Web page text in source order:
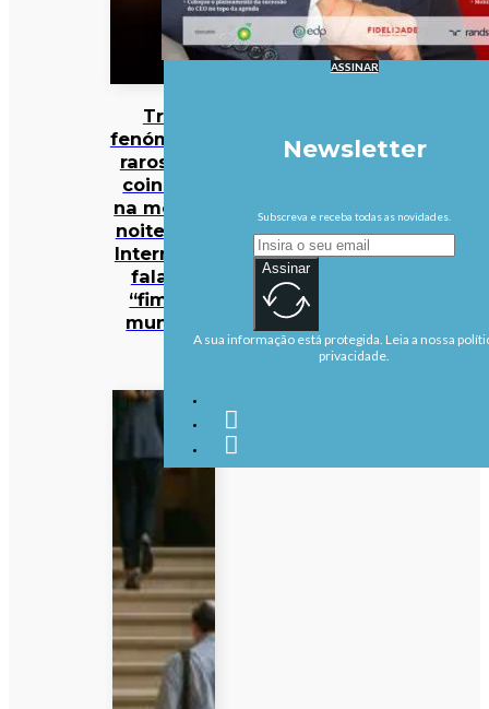
Três
fenómenos
raros vão
coincidir
na mesma
noite… e a
Internet já
fala no
“fim do
mundo”
ASSINAR
Newsletter
Subscreva e receba todas as novidades.
Assinar
A sua informação está protegida. Leia a nossa
privacidade.